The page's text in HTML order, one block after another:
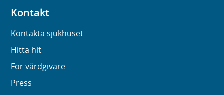
Kontakt
Kontakta sjukhuset
Hitta hit
För vårdgivare
Press